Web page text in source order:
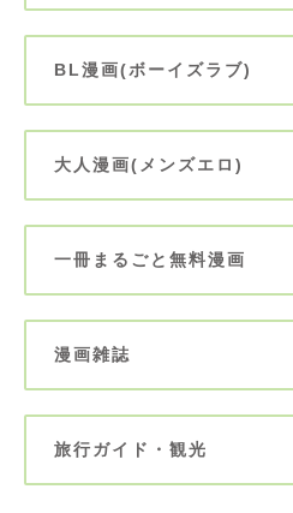
BL漫画(ボーイズラブ)
大人漫画(メンズエロ)
一冊まるごと無料漫画
漫画雑誌
旅行ガイド・観光